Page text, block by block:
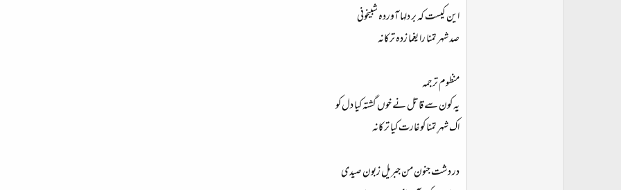
این کیست کہ بر دلہا آوردہ شبیخونی
صد شہر تمنا را یغما زدہ ترکانہ
منظوم ترجمہ
یہ کون سے قاتل نے خوں گشتہ کیا دل کو
اک شہرِ تمنا کو غارت کیا ترکانہ
در دشت جنون من جبریل زبون صیدی